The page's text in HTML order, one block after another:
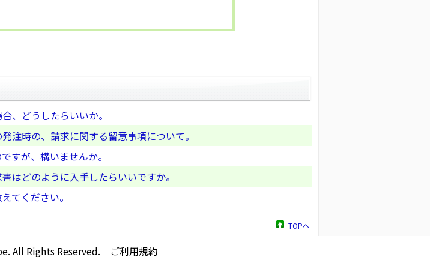
、どうしたらいいか。
注時の、請求に関する留意事項について。
すが、構いませんか。
はどのように入手したらいいですか。
てください。
TOPへ
All Rights Reserved. ご利用規約